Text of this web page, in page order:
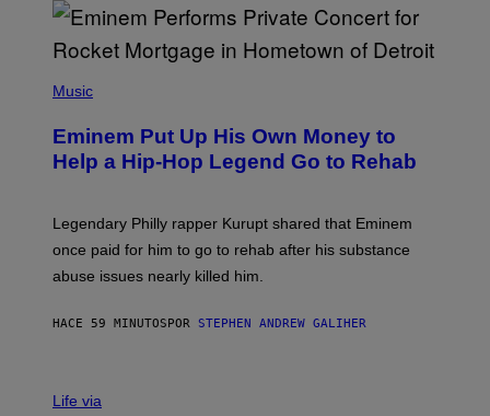
E
M
A
V
H
O
B
Y
R
N
.
H
Music
Eminem Put Up His Own Money to
Help a Hip-Hop Legend Go to Rehab
Legendary Philly rapper Kurupt shared that Eminem
once paid for him to go to rehab after his substance
abuse issues nearly killed him.
HACE 59 MINUTOS POR STEPHEN ANDREW GALIHER
Life via